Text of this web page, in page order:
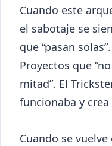
Cuando este
el sabotaje se
que “pasan
Proyectos que
mitad”. El
funcionaba y
Cuando se